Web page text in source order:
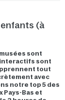
enfants (à
sont
interactifs sont
tout
avec
notre top 5 des
Pays-Bas et